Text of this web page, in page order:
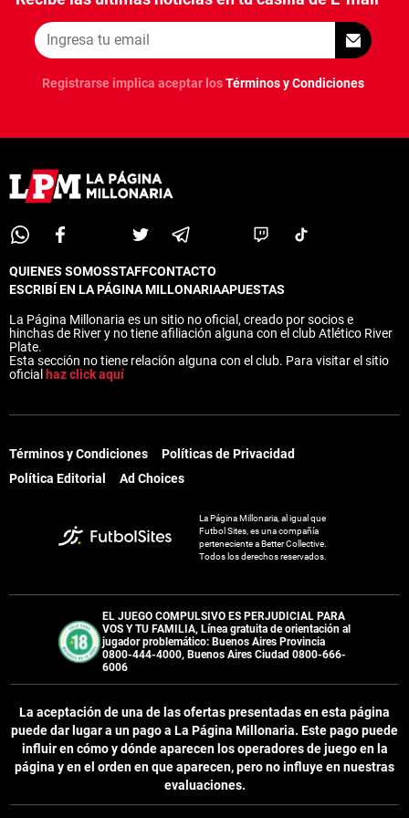
ANÁLISIS TÁCTICO
CHACHO COUDET
GUÍAS
CÓDIGOS
PRONÓSTICOS
ESCRIBÍ EN LA PÁGINA MILLONARIA
hinchas de River y no tiene afiliación alguna con el club Atlético River
Plate.
Esta sección no tiene relación alguna con el club. Para visitar el sitio
oficialhaz click aquí
Futbol Sites, es una compañía
perteneciente a Better Collective.
Todos los derechos reservados.
VOS Y TU FAMILIA, Línea gratuita de orientación al
jugador problemático: Buenos Aires Provincia
0800-444-4000, Buenos Aires Ciudad 0800-666-
6006
puede dar lugar a un pago aLa Página Millonaria. Este pago puede
influir en cómo y dónde aparecen los operadores de juego en la
página y en el orden en que aparecen, pero no influye en nuestras
evaluaciones.
Registrarse implica aceptar losTérminos y Condiciones
QUIENES SOMOSSTAFFCONTACTO
ESCRIBÍ EN LA PÁGINA MILLONARIAAPUESTAS
La Página Millonaria es un sitio no oficial, creado por socios e
hinchas de River y no tiene afiliación alguna con el club Atlético River
Plate.
Esta sección no tiene relación alguna con el club. Para visitar el sitio
oficial haz click aquí
Términos y Condiciones
Políticas de Privacidad
Política Editorial
Ad Choices
La Página Millonaria, al igual que
Futbol Sites, es una compañía
perteneciente a Better Collective.
Todos los derechos reservados.
EL JUEGO COMPULSIVO ES PERJUDICIAL PARA
VOS Y TU FAMILIA, Línea gratuita de orientación al
jugador problemático: Buenos Aires Provincia
0800-444-4000, Buenos Aires Ciudad 0800-666-
6006
La aceptación de una de las ofertas presentadas en esta página
puede dar lugar a un pago a La Página Millonaria. Este pago puede
influir en cómo y dónde aparecen los operadores de juego en la
página y en el orden en que aparecen, pero no influye en nuestras
evaluaciones.